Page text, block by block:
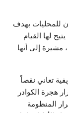
للمحليات بهدف
لها القيام
مشيرة إلى أنها
تعاني نقصاً
هجرة الكوادر
المنظومة